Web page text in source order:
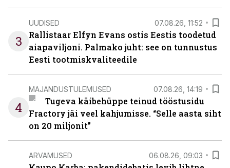
3
UUDISED 07.08.26, 11:52
Rallistaar Elfyn Evans ostis Eestis toodetud
aiapaviljoni. Palmako juht: see on tunnustus
Eesti tootmiskvaliteedile
4
MAJANDUSTULEMUSED 07.08.26, 14:19
Tugeva käibehüppe teinud tööstusidu
Fractory jäi veel kahjumisse. “Selle aasta siht
on 20 miljonit”
ARVAMUSED 06.08.26, 09:03